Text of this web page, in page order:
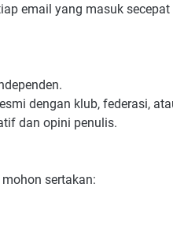
email yang masuk
dengan klub, federasi,
dan opini penulis.
sertakan: